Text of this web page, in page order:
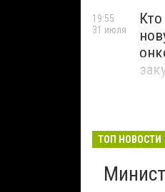
19:55
31 июля
ТОП НОВОСТИ